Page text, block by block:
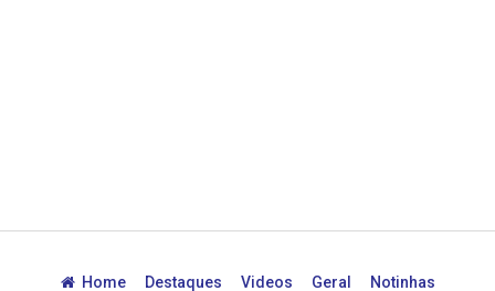
Home Destaques Videos Geral Notinhas